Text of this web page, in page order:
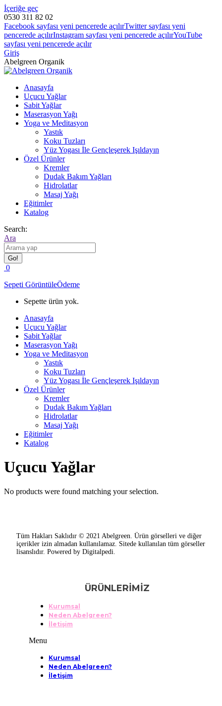
İçeriğe geç
0530 311 82 02
Facebook sayfası yeni pencerede açılırTwitter sayfası yeni
pencerede açılırInstagram sayfası yeni pencerede açılırYouTube
sayfası yeni pencerede açılır
Giriş
Abelgreen Organik
Anasayfa
Uçucu Yağlar
Sabit Yağlar
Maserasyon Yağı
Yoga ve Meditasyon
Yastık
Koku Tuzları
Yüz Yogası İle Gençleşerek Işıldayın
Özel Ürünler
Kremler
Dudak Bakım Yağları
Hidrolatlar
Masaj Yağı
Eğitimler
Katalog
Search:
Ara
0
Sepeti GörüntüleÖdeme
Sepette ürün yok.
Anasayfa
Uçucu Yağlar
Sabit Yağlar
Maserasyon Yağı
Yoga ve Meditasyon
Yastık
Koku Tuzları
Yüz Yogası İle Gençleşerek Işıldayın
Özel Ürünler
Kremler
Dudak Bakım Yağları
Hidrolatlar
Masaj Yağı
Eğitimler
Katalog
Uçucu Yağlar
No products were found matching your selection.
Tüm Hakları Saklıdır © 2021 Abelgreen. Ürün görselleri ve diğer
içerikler izin almadan kullanılamaz. Sitede kullanılan tüm görseller
lisanslıdır. Powered by Digitalpedi.
ÜRÜNLERİMİZ
Kurumsal
Neden Abelgreen?
İletişim
Menu
Kurumsal
Neden Abelgreen?
İletişim